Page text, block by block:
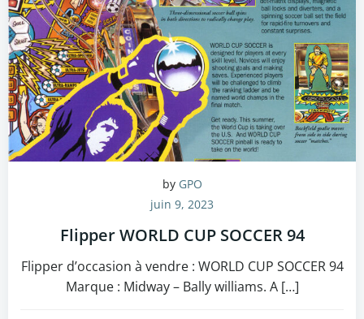
by GPO
juin 9, 2023
Flipper WORLD CUP SOCCER 94
Flipper d’occasion à vendre : WORLD CUP SOCCER 94
Marque : Midway – Bally williams. A […]